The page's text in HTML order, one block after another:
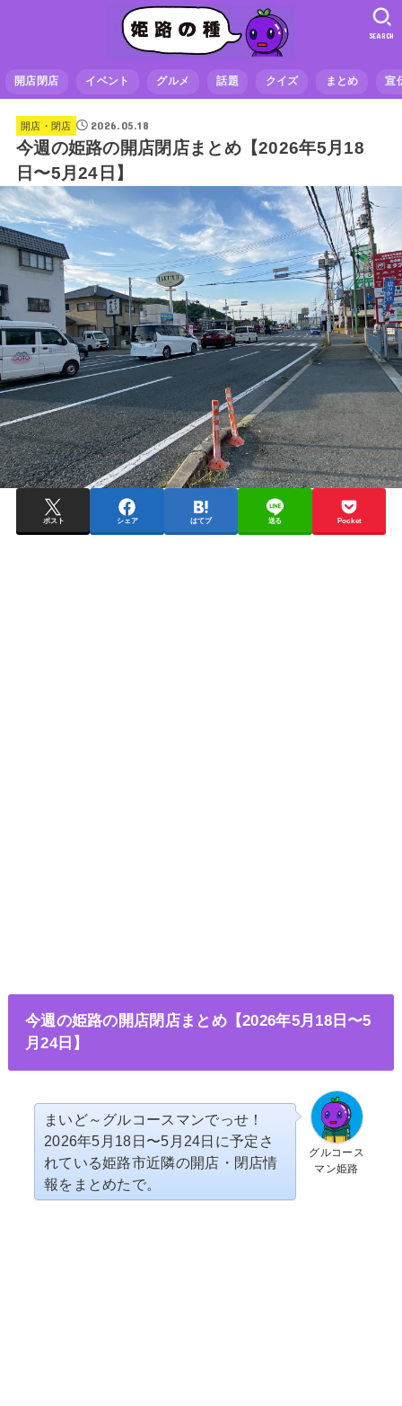
開店閉店 イベント グルメ 話題 クイズ まとめ 宣
SEARCH
開店・閉店 2026.05.18
今週の姫路の開店閉店まとめ【2026年5月18
日〜5月24日】
ポスト シェア はてブ 送る Pocket
今週の姫路の開店閉店まとめ【2026年5月18日〜5
月24日】
グルコース
マン姫路
まいど～グルコースマンでっせ！
2026年5月18日〜5月24日に予定さ
れている姫路市近隣の開店・閉店情
報をまとめたで。